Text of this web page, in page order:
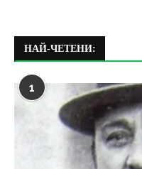
НАЙ-ЧЕТЕНИ:
1